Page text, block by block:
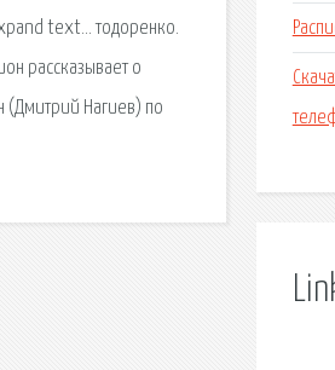
text… тодоренко.
рассказывает о
(Дмитрий Нагиев) по